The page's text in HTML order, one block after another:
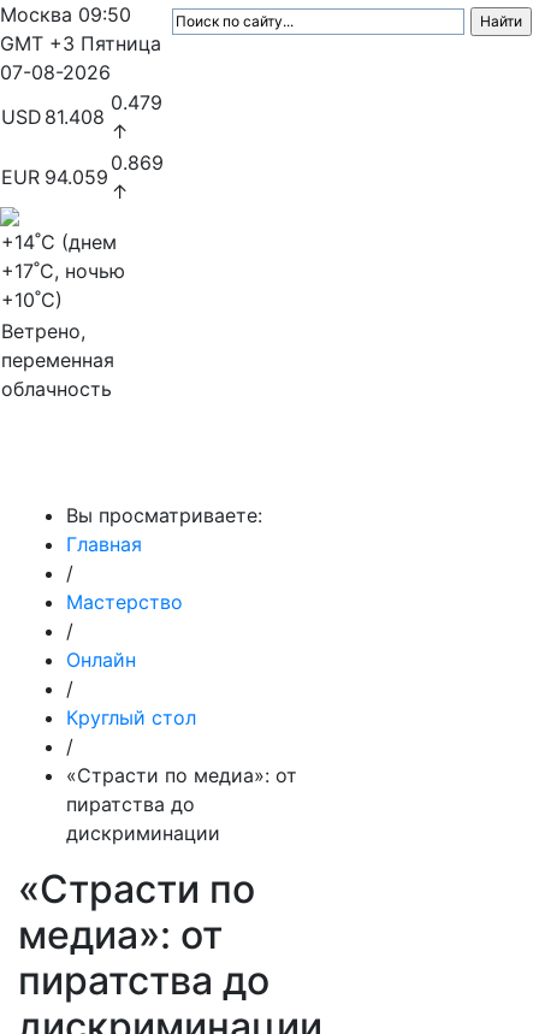
Москва 09:50
GMT +3 Пятница
07-08-2026
USD 81.408
0.479
↑
EUR 94.059
0.869
↑
+14˚C (днем
+17˚C, ночью
+10˚C)
Ветрено,
переменная
облачность
Вы просматриваете:
Главная
/
Мастерство
/
Онлайн
/
Круглый стол
/
«Страсти по медиа»: от
пиратства до
дискриминации
«Страсти по
медиа»: от
пиратства до